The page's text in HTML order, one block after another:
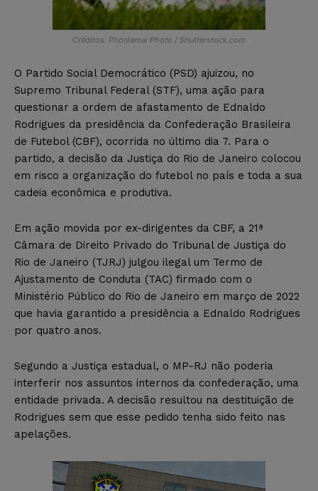
Créditos: Phonlamai Photo / Shutterstock.com
O Partido Social Democrático (PSD) ajuizou, no
Supremo Tribunal Federal (STF), uma ação para
questionar a ordem de afastamento de Ednaldo
Rodrigues da presidência da Confederação Brasileira
de Futebol (CBF), ocorrida no último dia 7. Para o
partido, a decisão da Justiça do Rio de Janeiro colocou
em risco a organização do futebol no país e toda a sua
cadeia econômica e produtiva.
Em ação movida por ex-dirigentes da CBF, a 21ª
Câmara de Direito Privado do Tribunal de Justiça do
Rio de Janeiro (TJRJ) julgou ilegal um Termo de
Ajustamento de Conduta (TAC) firmado com o
Ministério Público do Rio de Janeiro em março de 2022
que havia garantido a presidência a Ednaldo Rodrigues
por quatro anos.
Segundo a Justiça estadual, o MP-RJ não poderia
interferir nos assuntos internos da confederação, uma
entidade privada. A decisão resultou na destituição de
Rodrigues sem que esse pedido tenha sido feito nas
apelações.